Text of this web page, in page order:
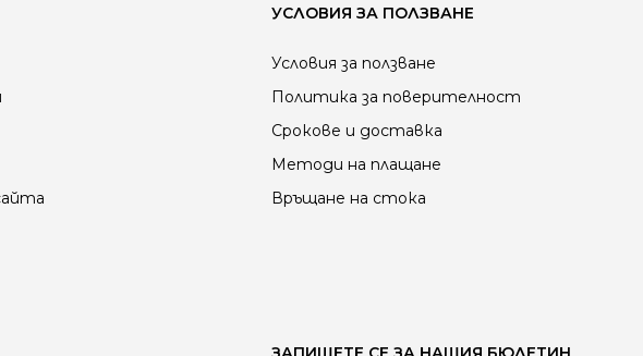
УСЛОВИЯ ЗА ПОЛЗВАНЕ
Условия за ползване
Политика за поверителност
Срокове и доставка
Методи на плащане
Връщане на стока